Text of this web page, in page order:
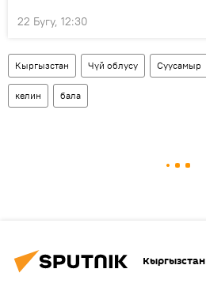
22 Бугу, 12:30
Кыргызстан Чүй облусу Суусамыр
келин бала
Кыргызстан